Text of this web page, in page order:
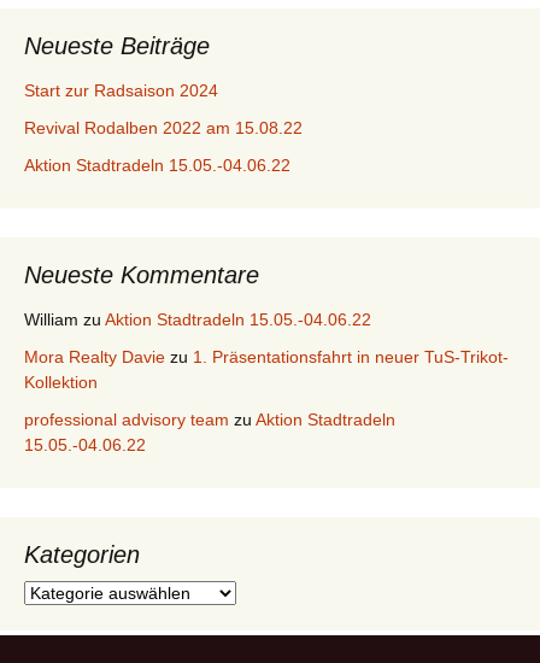
Neueste Beiträge
Start zur Radsaison 2024
Revival Rodalben 2022 am 15.08.22
Aktion Stadtradeln 15.05.-04.06.22
Neueste Kommentare
William zu Aktion Stadtradeln 15.05.-04.06.22
Mora Realty Davie zu 1. Präsentationsfahrt in neuer TuS-Trikot-
Kollektion
professional advisory team zu Aktion Stadtradeln
15.05.-04.06.22
Kategorien
Kategorien